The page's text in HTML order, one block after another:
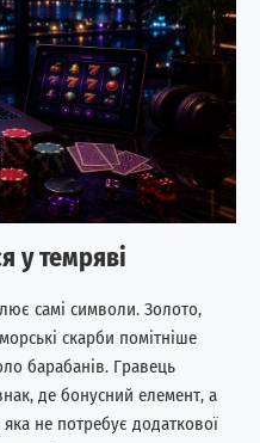
у темряві
самі символи. Золото,
скарби помітніше
барабанів. Гравець
де бонусний елемент, а
не потребує додаткової